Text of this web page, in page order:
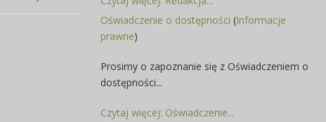
Oświadczenie o dostępności (Informacje
prawne)
Prosimy o zapoznanie się z Oświadczeniem o
dostępności...
Czytaj więcej: Oświadczenie...